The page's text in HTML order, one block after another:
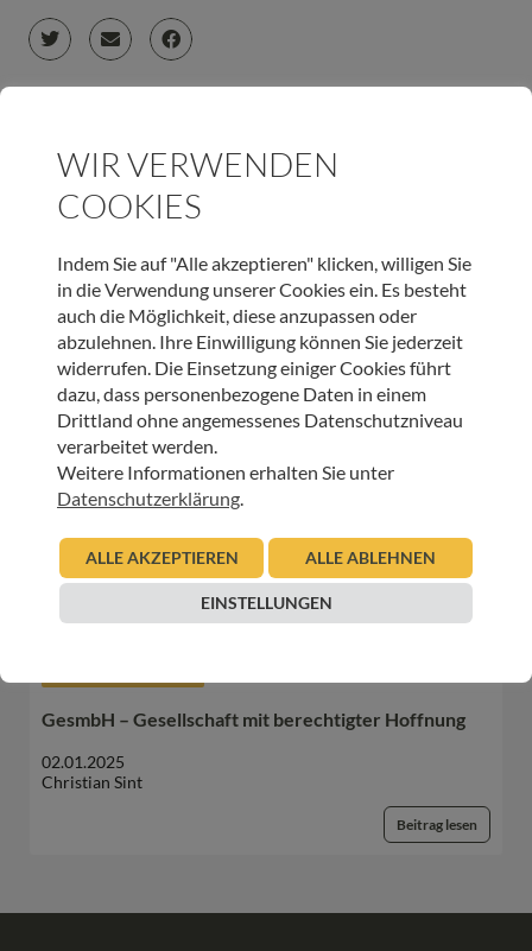
JETZT ONLINE SPENDEN & LIEBEVOLLE BEGLEITUNG
WEITERE BEITRÄGE DIESER KATEGORIE
BEGEGNUNGEN IM HOSPIZ,HOSPIZ TIROL
Freundschaft, Vergebung und Verbundenheit
Christian Sint
Beitrag lesen
GesmbH – Gesellschaft mit berechtigter Hoffnung
02.01.2025
Christian Sint
Beitrag lesen
WIR VERWENDEN
COOKIES
Indem Sie auf "Alle akzeptieren" klicken, willigen Sie
in die Verwendung unserer Cookies ein. Es besteht
auch die Möglichkeit, diese anzupassen oder
abzulehnen. Ihre Einwilligung können Sie jederzeit
widerrufen. Die Einsetzung einiger Cookies führt
dazu, dass personenbezogene Daten in einem
Drittland ohne angemessenes Datenschutzniveau
verarbeitet werden.
Weitere Informationen erhalten Sie unter
Datenschutzerklärung
ALLE AKZEPTIEREN ALLE ABLEHNEN
EINSTELLUNGEN